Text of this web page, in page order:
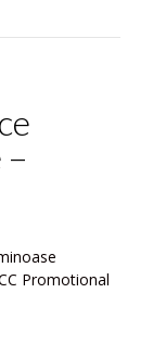
Promotional